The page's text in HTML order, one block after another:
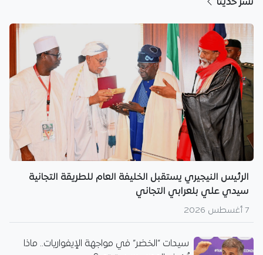
الرئيس النيجيري يستقبل الخليفة العام للطريقة التجانية
سيدي علي بلعرابي التجاني
7 أغسطس 2026
سيدات “الخضر” في مواجهة الإيفواريات.. ماذا